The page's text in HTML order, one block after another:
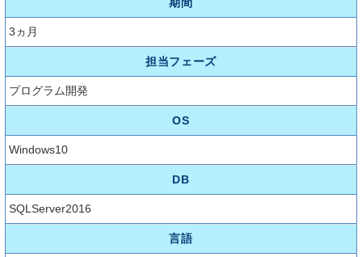
3ヵ月
担当フェーズ
プログラム開発
OS
Windows10
DB
SQLServer2016
言語